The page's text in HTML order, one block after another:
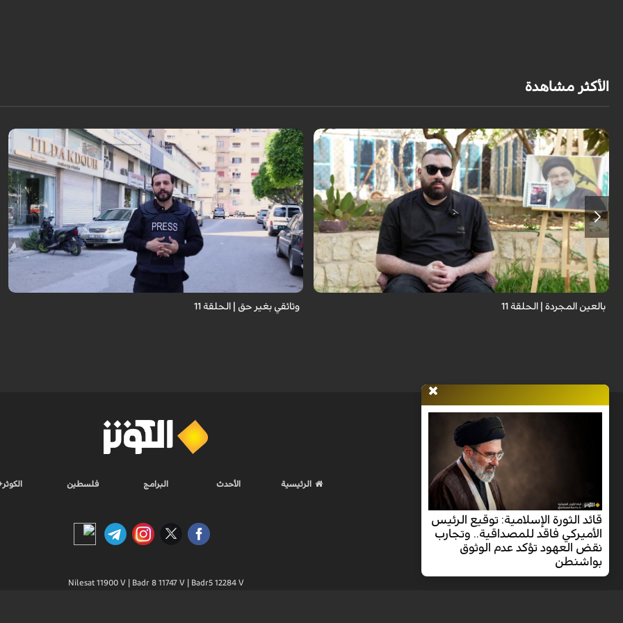
الأكثر مشاهدة
برنامج "بالعين المجردة" هو توثيق إنسانيٌّ شجاعٌ للحياة تحت وطأة الحرب، حيث
نستمع فيه إلى شهاداتٍ حيّةٍ لأشخاص عايشوا التفجيرات والدمار، فنرى بعيونهم
ت...
بالعين المجردة | الحلقة 11 وثائقي بغير حق | الحلقة 11
قائد الثورة الإسلامية: توقيع الرئيس
الأميركي فاقد للمصداقية.. وتجارب
نقض العهود تؤكد عدم الوثوق
بواشنطن
الرئيسية الأحدث البرامج فلسطين
Nilesat 11900 V | Badr 8 11747 V | Badr5 12284 V